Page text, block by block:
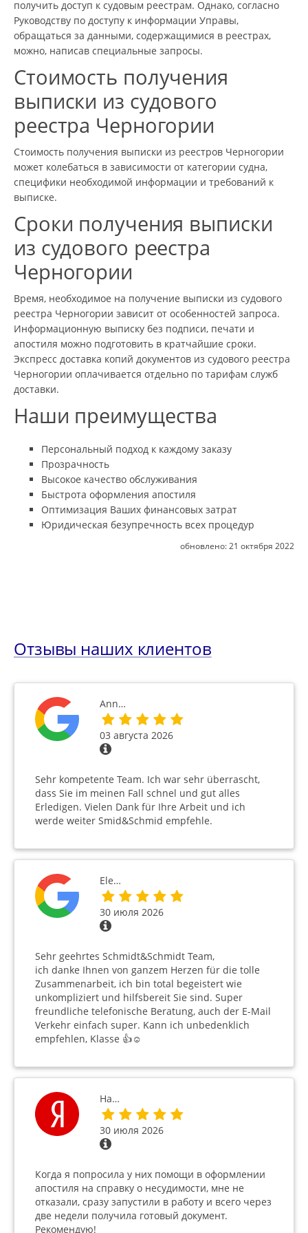
получить доступ к судовым реестрам. Однако, согласно
Руководству по доступу к информации Управы,
обращаться за данными, содержащимися в реестрах,
можно, написав специальные запросы.
Стоимость получения
выписки из судового
реестра Черногории
Стоимость получения выписки из реестров Черногории
может колебаться в зависимости от категории судна,
специфики необходимой информации и требований к
выписке.
Сроки получения выписки
из судового реестра
Черногории
Время, необходимое на получение выписки из судового
реестра Черногории зависит от особенностей запроса.
Информационную выписку без подписи, печати и
апостиля можно подготовить в кратчайшие сроки.
Экспресс доставка копий документов из судового реестра
Черногории оплачивается отдельно по тарифам служб
доставки.
Наши преимущества
Персональный подход к каждому заказу
Прозрачность
Высокое качество обслуживания
Быстрота оформления апостиля
Оптимизация Ваших финансовых затрат
Юридическая безупречность всех процедур
обновлено: 21 октября 2022
Отзывы наших клиентов
Ann…
03 августа 2026
Sehr kompetente Team. Ich war sehr überrascht,
dass Sie im meinen Fall schnel und gut alles
Erledigen. Vielen Dank für Ihre Arbeit und ich
werde weiter Smid&Schmid empfehle.
Ele…
30 июля 2026
Sehr geehrtes Schmidt&Schmidt Team,
ich danke Ihnen von ganzem Herzen für die tolle
Zusammenarbeit, ich bin total begeistert wie
unkompliziert und hilfsbereit Sie sind. Super
freundliche telefonische Beratung, auch der E-Mail
Verkehr einfach super. Kann ich unbedenklich
empfehlen, Klasse 👍☺️
На…
30 июля 2026
Когда я попросила у них помощи в оформлении
апостиля на справку о несудимости, мне не
отказали, сразу запустили в работу и всего через
две недели получила готовый документ.
Рекомендую!